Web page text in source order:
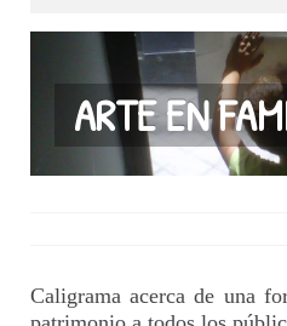
Familias
Colegios
Museos e Instituciones
ARTE EN
Caligrama acerca de una